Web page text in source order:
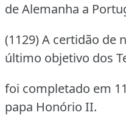
de Alemanha a
(1129) A certidão de
último objetivo dos
foi completado em
papa Honório II.